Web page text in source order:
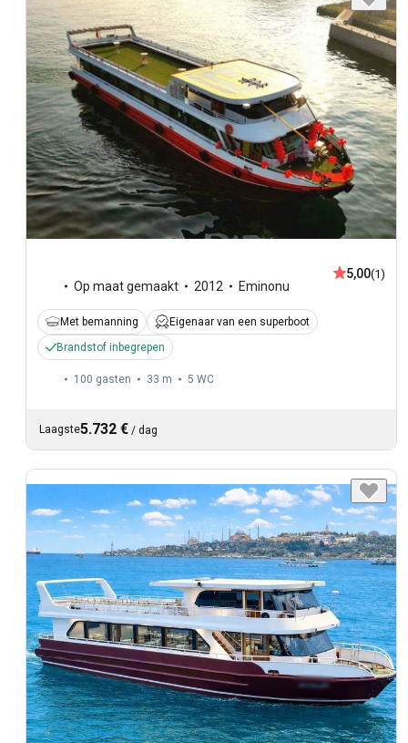
Op maat gemaakt 2012 Eminonu
5,00(1)
Met bemanning
Eigenaar van een superboot
Brandstof inbegrepen
100 gasten 33 m 5 WC
Laagste5.732 € / dag